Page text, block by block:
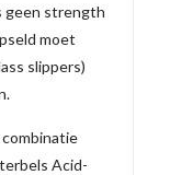
geen strength
moet
slippers)
Acid-